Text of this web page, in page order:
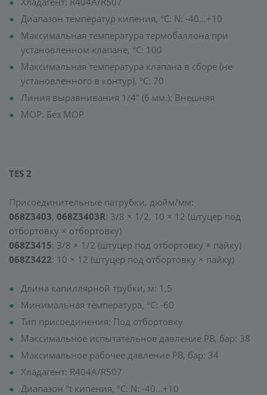
Диапазон температур кипения, °C: N: -40…+10
Максимальная температура термобаллона при
установленном клапане, °C: 100
Максимальная температура клапана в сборе (не
установленного в контур), °C: 70
Линия выравнивания 1/4" (6 мм.): Внешняя
MOP: Без MOP
TES 2
Присоединительные патрубки, дюйм/мм:
068Z3403, 068Z3403R: 3/8 × 1/2, 10 × 12 (штуцер под
отбортовку × отбортовку)
068Z3415: 3/8 × 1/2 (штуцер под отбортовку × пайку)
068Z3422: 10 × 12 (штуцер под отбортовку × пайку)
Длина капиллярной трубки, м: 1,5
Минимальная температура, °C: -60
Тип присоединения: Под отбортовку
Максимальное испытательное давление PB, бар: 38
Максимальное рабочее давление PB, бар: 34
Хладагент: R404A/R507
Диапазон °t кипения, °C: N: -40…+10